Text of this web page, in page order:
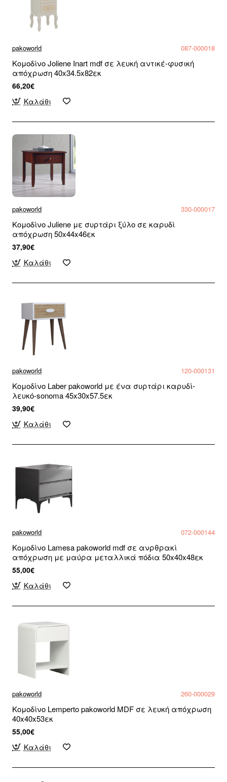
pakoworld 087-000018
Κομοδίνο Joliene Inart mdf σε λευκή αντικέ-φυσική
απόχρωση 40x34.5x82εκ
66,20€
Καλάθι
pakoworld 330-000017
Κομοδίνο Juliene με συρτάρι ξύλο σε καρυδί
απόχρωση 50x44x46εκ
37,90€
Καλάθι
pakoworld 120-000131
Κομοδίνο Laber pakoworld με ένα συρτάρι καρυδί-
λευκό-sonoma 45x30x57.5εκ
39,90€
Καλάθι
pakoworld 072-000144
Κομοδίνο Lamesa pakoworld mdf σε ανρθρακί
απόχρωση με μαύρα μεταλλικά πόδια 50x40x48εκ
55,00€
Καλάθι
pakoworld 260-000029
Κομοδίνο Lemperto pakoworld MDF σε λευκή απόχρωση
40x40x53εκ
55,00€
Καλάθι